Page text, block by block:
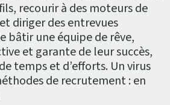
recourir à des moteurs de
diriger des entrevues
bâtir une équipe de rêve,
et garante de leur succès,
temps et d’efforts. Un virus
de recrutement : en